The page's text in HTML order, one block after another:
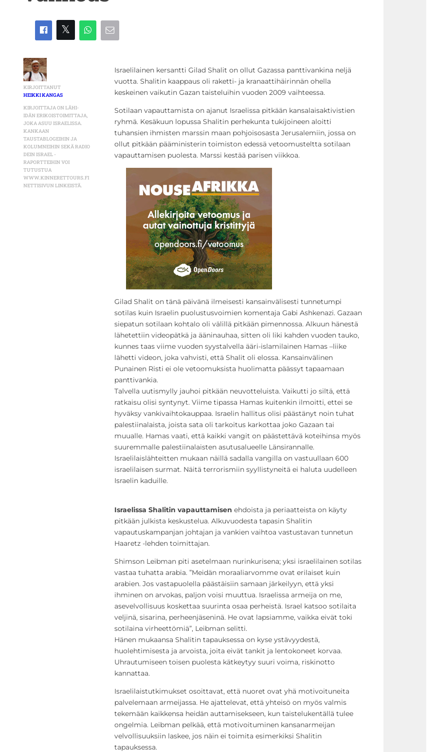
KIRJOITTANUT
HEIKKI KANGAS
KIRJOITTAJA ON LÄHI-
IDÄN ERIKOISTOIMITTAJA,
JOKA ASUU ISRAELISSA.
KANKAAN
TAUSTABLOGEIHIN JA
KOLUMNEIHIN SEKÄ RADIO
DEIN ISRAEL -
RAPORTTEIHIN VOI
TUTUSTUA
WWW.KINNERETTOURS.FI
NETTISIVUN LINKEISTÄ.
Israelilainen kersantti Gilad Shalit on ollut Gazassa panttivankina neljä
vuotta. Shalitin kaappaus oli raketti- ja kranaattihäirinnän ohella
keskeinen vaikutin Gazan taisteluihin vuoden 2009 vaihteessa.
Sotilaan vapauttamista on ajanut Israelissa pitkään kansalaisaktivistien
ryhmä. Kesäkuun lopussa Shalitin perhekunta tukijoineen aloitti
tuhansien ihmisten marssin maan pohjoisosasta Jerusalemiin, jossa on
ollut pitkään pääministerin toimiston edessä vetoomusteltta sotilaan
vapauttamisen puolesta. Marssi kestää parisen viikkoa.
Gilad Shalit on tänä päivänä ilmeisesti kansainvälisesti tunnetumpi
sotilas kuin Israelin puolustusvoimien komentaja Gabi Ashkenazi. Gazaan
siepatun sotilaan kohtalo oli välillä pitkään pimennossa. Alkuun hänestä
lähetettiin videopätkä ja ääninauhaa, sitten oli liki kahden vuoden tauko,
kunnes taas viime vuoden syystalvella ääri-islamilainen Hamas –liike
lähetti videon, joka vahvisti, että Shalit oli elossa. Kansainvälinen
Punainen Risti ei ole vetoomuksista huolimatta päässyt tapaamaan
panttivankia.
Talvella uutismylly jauhoi pitkään neuvotteluista. Vaikutti jo siltä, että
ratkaisu olisi syntynyt. Viime tipassa Hamas kuitenkin ilmoitti, ettei se
hyväksy vankivaihtokauppaa. Israelin hallitus olisi päästänyt noin tuhat
palestiinalaista, joista sata oli tarkoitus karkottaa joko Gazaan tai
muualle. Hamas vaati, että kaikki vangit on päästettävä koteihinsa myös
suuremmalle palestiinalaisten asutusalueelle Länsirannalle.
Israelilaislähteitten mukaan näillä sadalla vangilla on vastuullaan 600
israelilaisen surmat. Näitä terrorismiin syyllistyneitä ei haluta uudelleen
Israelin kaduille.
Israelissa Shalitin vapauttamisen ehdoista ja periaatteista on käyty
pitkään julkista keskustelua. Alkuvuodesta tapasin Shalitin
vapautuskampanjan johtajan ja vankien vaihtoa vastustavan tunnetun
Haaretz -lehden toimittajan.
Shimson Leibman piti asetelmaan nurinkurisena; yksi israelilainen sotilas
vastaa tuhatta arabia. ”Meidän moraaliarvomme ovat erilaiset kuin
arabien. Jos vastapuolella päästäisiin samaan järkeilyyn, että yksi
ihminen on arvokas, paljon voisi muuttua. Israelissa armeija on me,
asevelvollisuus koskettaa suurinta osaa perheistä. Israel katsoo sotilaita
veljinä, sisarina, perheenjäseninä. He ovat lapsiamme, vaikka eivät toki
sotilaina virheettömiä”, Leibman selitti.
Hänen mukaansa Shalitin tapauksessa on kyse ystävyydestä,
huolehtimisesta ja arvoista, joita eivät tankit ja lentokoneet korvaa.
Uhrautumiseen toisen puolesta kätkeytyy suuri voima, riskinotto
kannattaa.
Israelilaistutkimukset osoittavat, että nuoret ovat yhä motivoituneita
palvelemaan armeijassa. He ajattelevat, että yhteisö on myös valmis
tekemään kaikkensa heidän auttamisekseen, kun taistelukentällä tulee
ongelmia. Leibman pelkää, että motivoituminen kansanarmeijan
velvollisuuksiin laskee, jos näin ei toimita esimerkiksi Shalitin
tapauksessa.